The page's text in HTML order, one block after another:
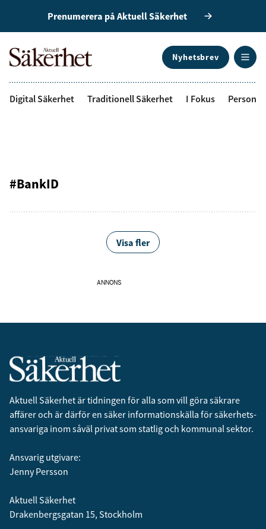
Prenumerera på Aktuell Säkerhet
Nyhetsbrev
Digital Säkerhet Traditionell Säkerhet I Fokus
#BankID
Visa fler
ANNONS
Aktuell Säkerhet är tidningen för alla som vill göra säkrare
affärer och är därför en säker informationskälla för säkerhets­
ansvariga inom såväl privat som statlig och kommunal sektor.
Ansvarig utgivare:
Jenny Persson
Aktuell Säkerhet
Drakenbergsgatan 15, Stockholm